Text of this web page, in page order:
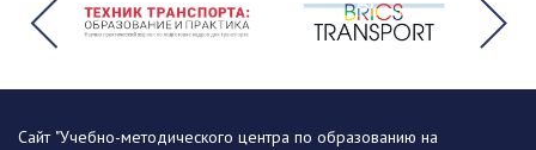
Сайт "Учебно-методического центра по образованию на